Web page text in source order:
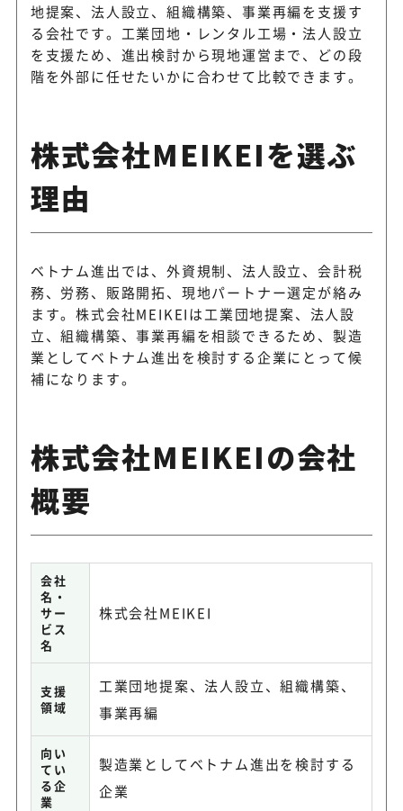
地提案、法人設立、組織構築、事業再編を支援す
る会社です。工業団地・レンタル工場・法人設立
を支援ため、進出検討から現地運営まで、どの段
階を外部に任せたいかに合わせて比較できます。
株式会社MEIKEIを選ぶ
理由
ベトナム進出では、外資規制、法人設立、会計税
務、労務、販路開拓、現地パートナー選定が絡み
ます。株式会社MEIKEIは工業団地提案、法人設
立、組織構築、事業再編を相談できるため、製造
業としてベトナム進出を検討する企業にとって候
補になります。
株式会社MEIKEIの会社
概要
会社
名・
サー
ビス
名
株式会社MEIKEI
支援
領域
工業団地提案、法人設立、組織構築、
事業再編
向い
てい
る企
業
製造業としてベトナム進出を検討する
企業